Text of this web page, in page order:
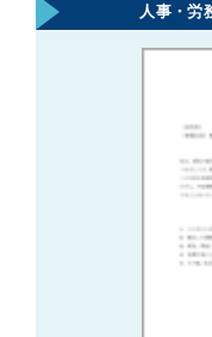
人事・労